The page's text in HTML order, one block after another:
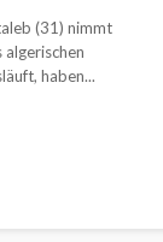
(31) nimmt
haben...